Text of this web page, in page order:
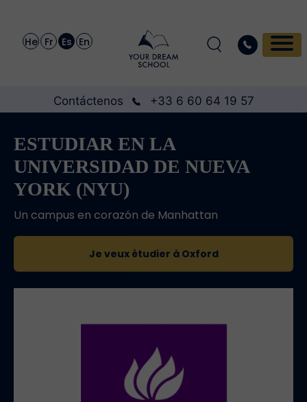
He Fr Es En
Contáctenos +33 6 60 64 19 57
ESTUDIAR EN LA
UNIVERSIDAD DE NUEVA
YORK (NYU)
Un campus en corazón de Manhattan
Je veux étudier à Oxford